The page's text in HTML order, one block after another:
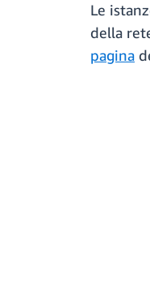
Le
della
pagina